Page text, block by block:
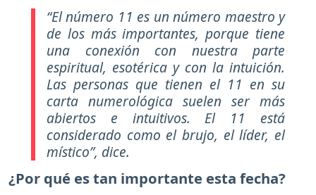
“El número 11 es un número maestro y
de los más importantes, porque tiene
una conexión con nuestra parte
espiritual, esotérica y con la intuición.
Las personas que tienen el 11 en su
carta numerológica suelen ser más
abiertos e intuitivos. El 11 está
considerado como el brujo, el líder, el
místico”, dice.
¿Por qué es tan importante esta fecha?